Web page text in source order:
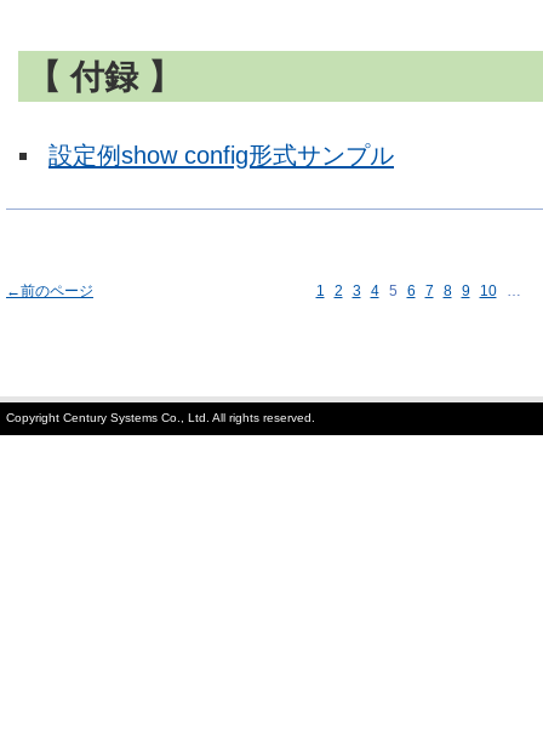
【 付録 】
設定例show config形式サンプル
←前のページ 1 2 3 4 5 6 7 8 9 10 …
Copyright Century Systems Co., Ltd. All rights reserved.